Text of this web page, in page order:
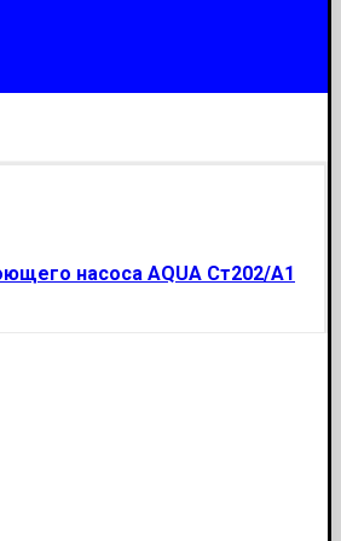
насоса AQUA Ст202/А1